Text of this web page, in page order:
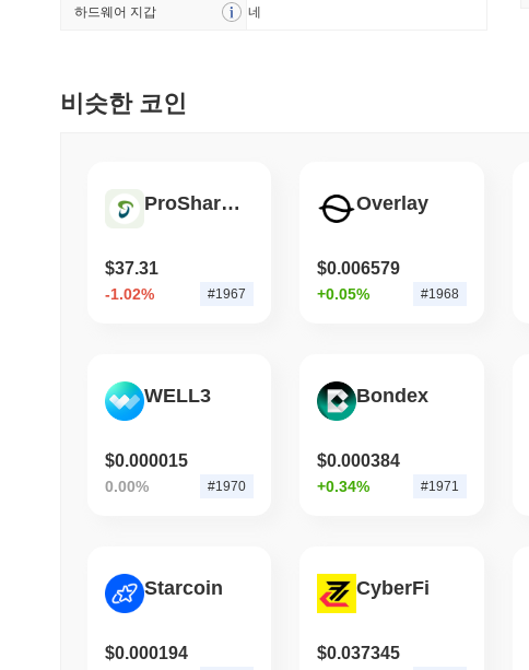
하드웨어 지갑 네
비슷한 코인
ProShares UltraPro Short QQQ Tokenized Stock (Reality)
$37.31
-1.02% #1967
Overlay
$0.006579
+0.05% #1968
WELL3
$0.000015
0.00% #1970
Bondex
$0.000384
+0.34% #1971
Starcoin
$0.000194
CyberFi
$0.037345